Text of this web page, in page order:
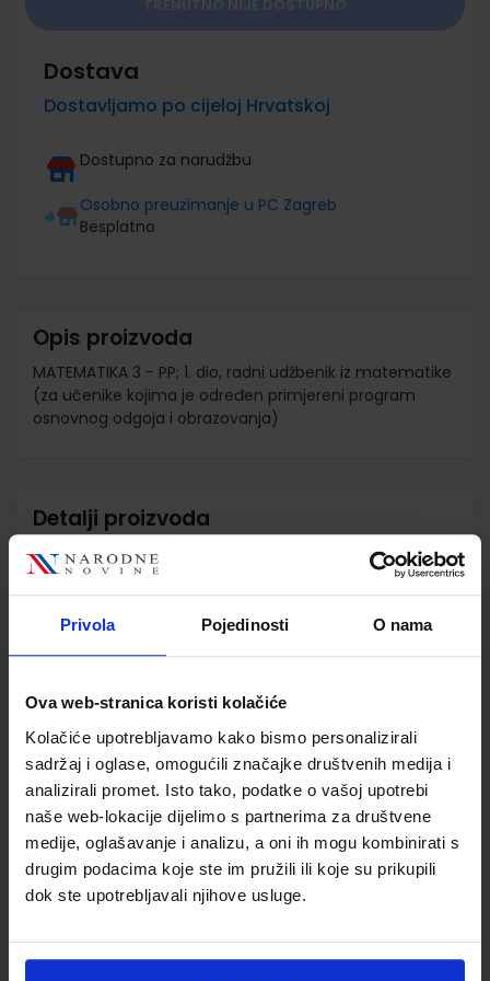
Privola Pojedinosti O nama
Ova web-stranica koristi kolačiće
Kolačiće upotrebljavamo kako bismo personalizirali
sadržaj i oglase, omogućili značajke društvenih medija i
analizirali promet. Isto tako, podatke o vašoj upotrebi
naše web-lokacije dijelimo s partnerima za društvene
medije, oglašavanje i analizu, a oni ih mogu kombinirati s
drugim podacima koje ste im pružili ili koje su prikupili
dok ste upotrebljavali njihove usluge.
Dostava
Dostavljamo po cijeloj Hrvatskoj
Dostupno za narudžbu
Osobno preuzimanje u PC Zagreb
Besplatno
Opis proizvoda
MATEMATIKA 3 - PP; 1. dio, radni udžbenik iz matematike
(za učenike kojima je određen primjereni program
osnovnog odgoja i obrazovanja)
Detalji proizvoda
Šifra proizvoda
Nakladnik
ALFA d.d.
Vrsta školske knjige
UDŽBENIK
Vrsta škole
1 OSNOVNA
Nastavni predmet
MATEMATIKA PP
Reg br min
6535